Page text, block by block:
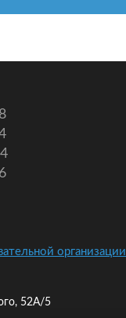
организации
52А/5